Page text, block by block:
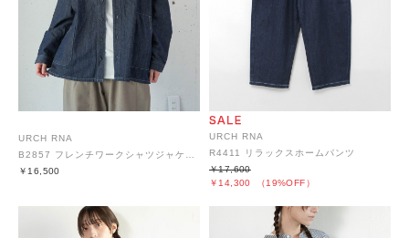
URCH RNA
B2857 フレンチワークシャツジャケット
￥16,500
URCH RNA
R4411 リラックスホームパンツ
￥14,300 （19%OFF）
￥17,600